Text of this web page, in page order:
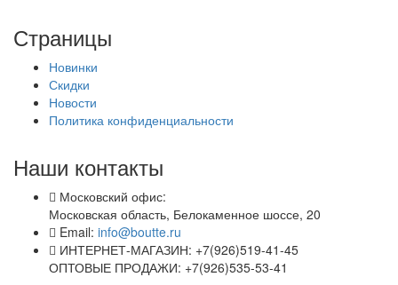
Страницы
Новинки
Скидки
Новости
Политика конфиденциальности
Наши контакты
Московский офис:
Московская область, Белокаменное шоссе, 20
Email: info@boutte.ru
ИНТЕРНЕТ-МАГАЗИН: +7(926)519-41-45
ОПТОВЫЕ ПРОДАЖИ: +7(926)535-53-41